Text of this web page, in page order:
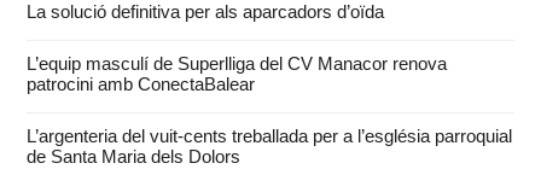
La solució definitiva per als aparcadors d’oïda
L’equip masculí de Superlliga del CV Manacor renova
patrocini amb ConectaBalear
L’argenteria del vuit-cents treballada per a l’església parroquial
de Santa Maria dels Dolors